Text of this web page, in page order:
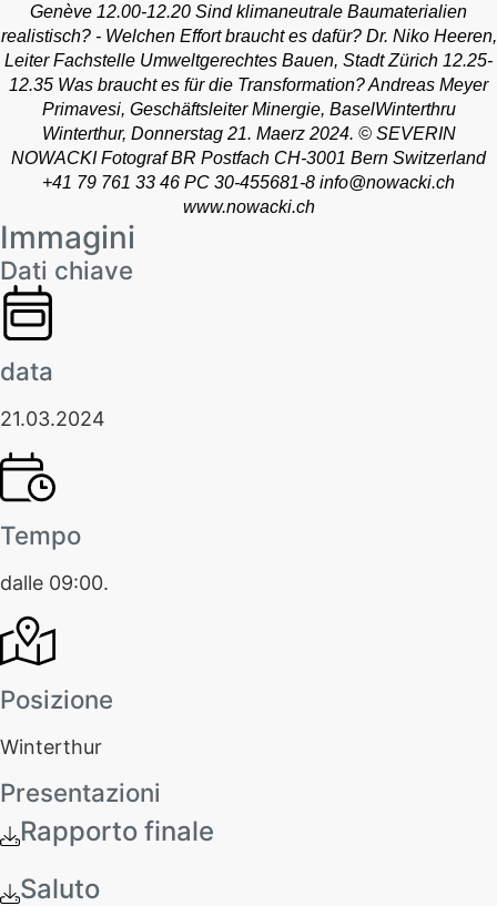
Genève 12.00-12.20 Sind klimaneutrale Baumaterialien
realistisch? - Welchen Effort braucht es dafür? Dr. Niko Heeren,
Leiter Fachstelle Umweltgerechtes Bauen, Stadt Zürich 12.25-
12.35 Was braucht es für die Transformation? Andreas Meyer
Primavesi, Geschäftsleiter Minergie, BaselWinterthru
Winterthur, Donnerstag 21. Maerz 2024. © SEVERIN
NOWACKI Fotograf BR Postfach CH-3001 Bern Switzerland
+41 79 761 33 46 PC 30-455681-8 info@nowacki.ch
www.nowacki.ch
Immagini
Dati chiave
data
21.03.2024
Tempo
dalle 09:00.
Posizione
Winterthur
Presentazioni
Rapporto finale
Saluto